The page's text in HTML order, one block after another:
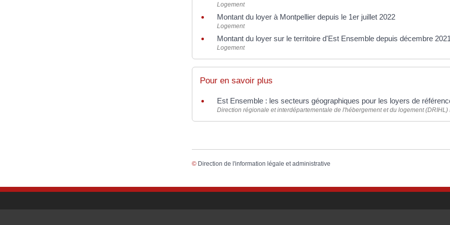
Logement
Montant du loyer à Montpellier depuis le 1er juillet 2022
Logement
Montant du loyer sur le territoire d'Est Ensemble depuis décembre 2021
Logement
Pour en savoir plus
Est Ensemble : les secteurs géographiques pour les loyers de
Direction régionale et interdépartementale de l'hébergement et du logement (DRIHL)
© Direction de l'information légale et administrative